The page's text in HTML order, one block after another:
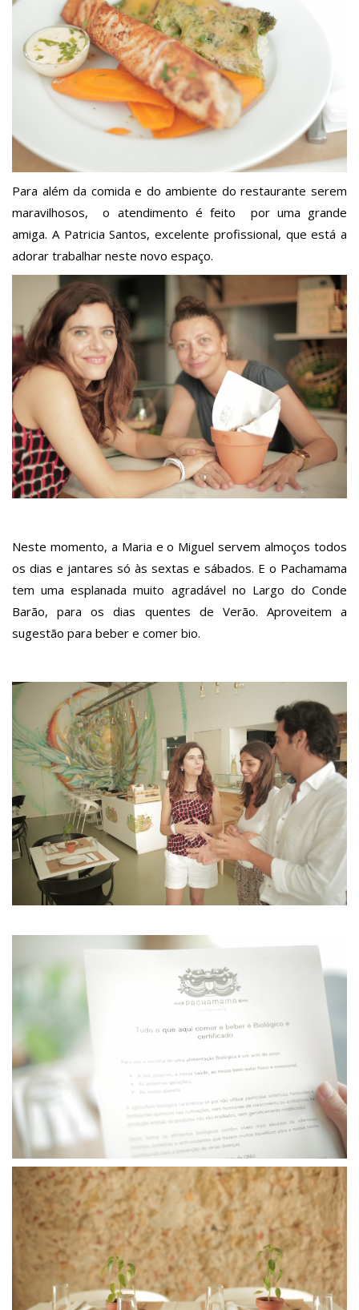
Para além da comida e do ambiente do restaurante serem
maravilhosos, o atendimento é feito por uma grande
amiga. A Patricia Santos, excelente profissional, que está a
adorar trabalhar neste novo espaço.
Neste momento, a Maria e o Miguel servem almoços todos
os dias e jantares só às sextas e sábados. E o Pachamama
tem uma esplanada muito agradável no Largo do Conde
Barão, para os dias quentes de Verão. Aproveitem a
sugestão para beber e comer bio.